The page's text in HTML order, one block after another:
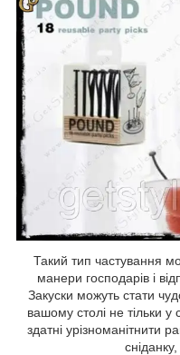
Такий тип частування
манери господарів і
Закуски можуть стати
вашому столі не тільки у
здатні урізноманітнити